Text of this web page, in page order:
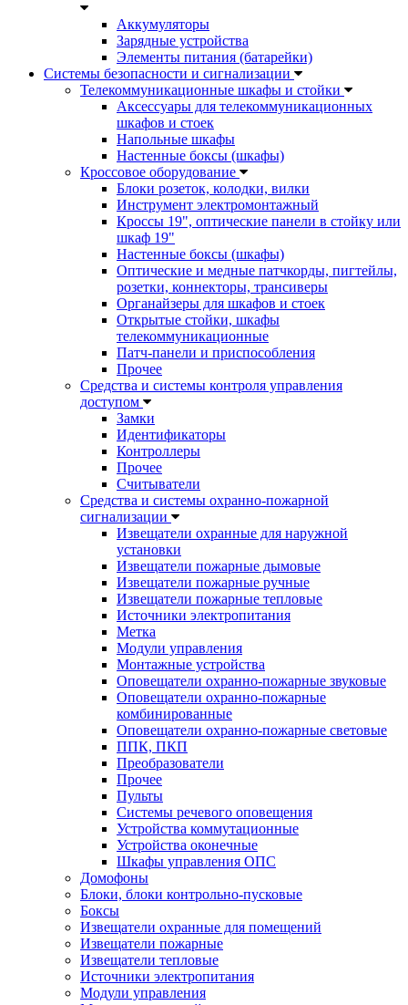
Аккумуляторы
Зарядные устройства
Элементы питания (батарейки)
Системы безопасности и сигнализации
Телекоммуникационные шкафы и стойки
Аксессуары для телекоммуникационных
шкафов и стоек
Напольные шкафы
Настенные боксы (шкафы)
Кроссовое оборудование
Блоки розеток, колодки, вилки
Инструмент электромонтажный
Кроссы 19", оптические панели в стойку или
шкаф 19"
Настенные боксы (шкафы)
Оптические и медные патчкорды, пигтейлы,
розетки, коннекторы, трансиверы
Органайзеры для шкафов и стоек
Открытые стойки, шкафы
телекоммуникационные
Патч-панели и приспособления
Прочее
Средства и системы контроля управления
доступом
Замки
Идентификаторы
Контроллеры
Прочее
Считыватели
Средства и системы охранно-пожарной
сигнализации
Извещатели охранные для наружной
установки
Извещатели пожарные дымовые
Извещатели пожарные ручные
Извещатели пожарные тепловые
Источники электропитания
Метка
Модули управления
Монтажные устройства
Оповещатели охранно-пожарные звуковые
Оповещатели охранно-пожарные
комбинированные
Оповещатели охранно-пожарные световые
ППК, ПКП
Преобразователи
Прочее
Пульты
Системы речевого оповещения
Устройства коммутационные
Устройства оконечные
Шкафы управления ОПС
Домофоны
Блоки, блоки контрольно-пусковые
Боксы
Извещатели охранные для помещений
Извещатели пожарные
Извещатели тепловые
Источники электропитания
Модули управления